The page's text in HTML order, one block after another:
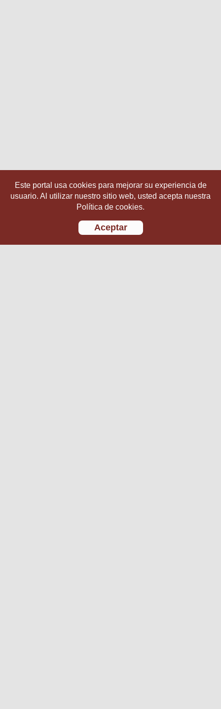
Este portal usa cookies para mejorar su experiencia de
usuario. Al utilizar nuestro sitio web, usted acepta nuestra
Política de cookies.
Aceptar